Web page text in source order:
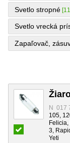
Svetlo stropné
Svetlo vrecká
Zapaľovač,
N 017
105,
Felicia,
3,
Yeti